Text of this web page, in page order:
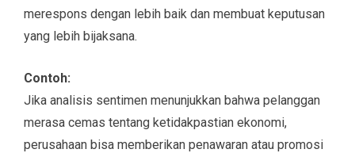
merespons dengan lebih baik dan membuat keputusan
yang lebih bijaksana.
Contoh:
Jika analisis sentimen menunjukkan bahwa pelanggan
merasa cemas tentang ketidakpastian ekonomi,
perusahaan bisa memberikan penawaran atau promosi